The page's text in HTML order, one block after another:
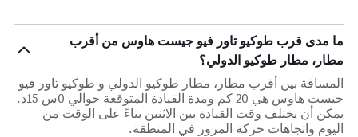
ما مدى قرب طوكيو تاور فيو جيست هاوس من أقرب
مطار، مطار طوكيو الدولي؟
المسافة بين أقرب مطار، مطار طوكيو الدولي و طوكيو تاور فيو
جيست هاوس هي 20 كم ومدة القيادة المتوقعة حوالي 0س 15د.
يمكن أن يختلف وقت القيادة بين الاثنين بناءً على الوقت من
اليوم واتجاهات حركة المرور في المنطقة.